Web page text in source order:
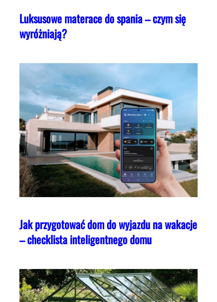
Luksusowe materace do spania – czym się
wyróżniają?
Jak przygotować dom do wyjazdu na wakacje
– checklista inteligentnego domu